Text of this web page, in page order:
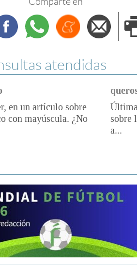
FacebookWhatsappMenéame
atendidas
en un artículo sobre
con mayúscula. ¿No
sobre
a...